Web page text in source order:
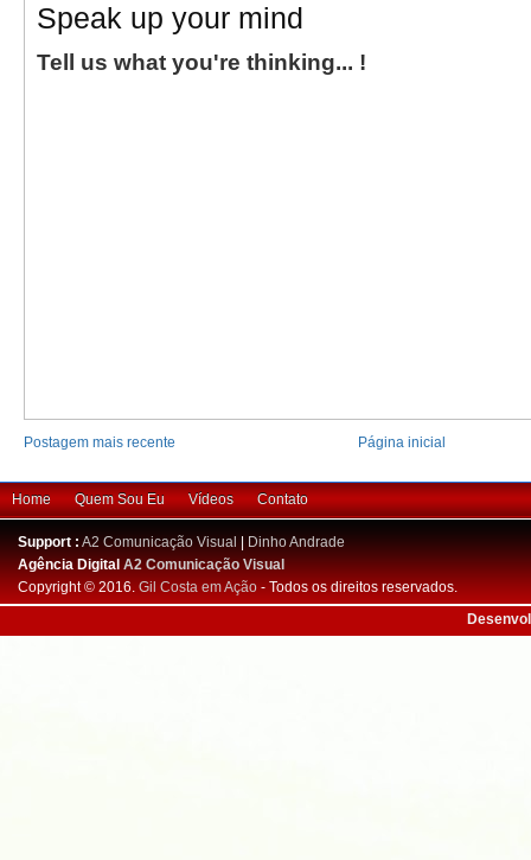
Speak up your mind
Tell us what you're thinking... !
Postagem mais recente Página inicial
Home Quem Sou Eu Vídeos Contato
Support : A2 Comunicação Visual
Dinho Andrade
Agência DigitalA2 Comunicação Visual
Copyright © 2016. Gil Costa em Ação - Todos os direitos reservados.